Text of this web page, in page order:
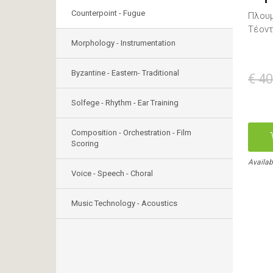
Counterpoint - Fugue
Morphology - Instrumentation
Byzantine - Eastern- Traditional
Solfege - Rhythm - Ear Training
Composition - Orchestration - Film
Scoring
Voice - Speech - Choral
Music Technology - Acoustics
€